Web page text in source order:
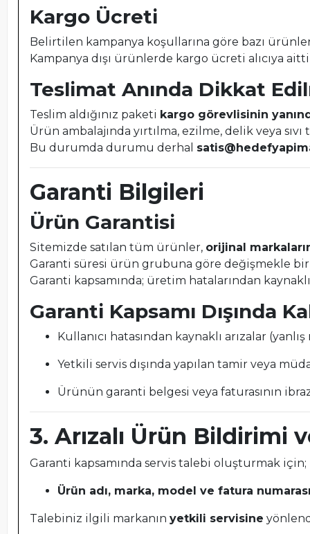
Kargo Ücreti
Belirtilen kampanya koşullarına göre bazı
Kampanya dışı ürünlerde kargo ücreti alıcıya
Teslimat Anında Dikkat
Teslim aldığınız paketi kargo görevlisinin
Ürün ambalajında yırtılma, ezilme, delik veya
Bu durumda durumu derhal
Garanti Bilgileri
Ürün Garantisi
Sitemizde satılan tüm ürünler, orijinal
Garanti süresi ürün grubuna göre değişmekle
Garanti kapsamında; üretim hatalarından
Garanti Kapsamı Dışında
Kullanıcı hatasından kaynaklı arızalar
Yetkili servis dışında yapılan tamir veya
Ürünün garanti belgesi veya faturasının
3. Arızalı Ürün Bildirimi
Garanti kapsamında servis talebi oluşturmak için;
Ürün adı, marka, model ve fatura
Talebiniz ilgili markanın yetkili servisine